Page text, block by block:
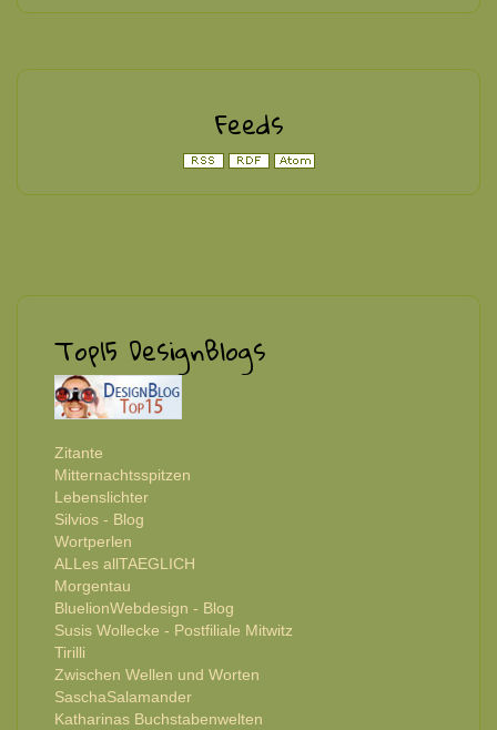
Feeds
Top15 DesignBlogs
Zitante
Mitternachtsspitzen
Lebenslichter
Silvios - Blog
Wortperlen
ALLes allTAEGLICH
Morgentau
BluelionWebdesign - Blog
Susis Wollecke - Postfiliale Mitwitz
Tirilli
Zwischen Wellen und Worten
SaschaSalamander
Katharinas Buchstabenwelten